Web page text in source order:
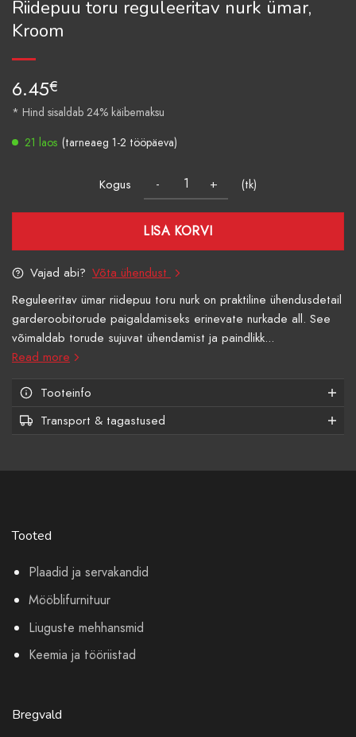
Riidepuu toru reguleeritav nurk ümar,
Kroom
6.45€
* Hind sisaldab 24% käibemaksu
21 laos (tarneaeg 1-2 tööpäeva)
Kogus (tk)
LISA KORVI
Vajad abi? Võta ühendust
Reguleeritav ümar riidepuu toru nurk on praktiline ühendusdetail
garderoobitorude paigaldamiseks erinevate nurkade all. See
võimaldab torude sujuvat ühendamist ja paindlikk...
Read more
Tooteinfo
Transport & tagastused
Tooted
Plaadid ja servakandid
Mööblifurnituur
Liuguste mehhansmid
Keemia ja tööriistad
Bregvald